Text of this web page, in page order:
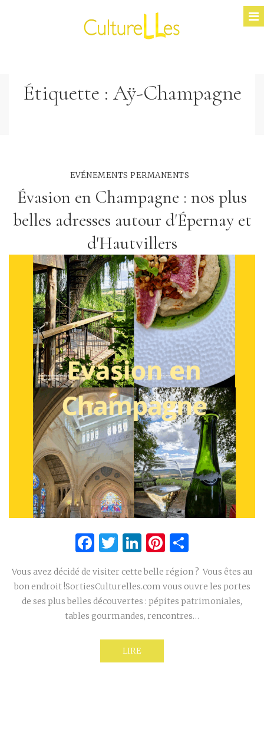
Étiquette : Aÿ-Champagne
EVÉNEMENTS PERMANENTS
Évasion en Champagne : nos plus
belles adresses autour d'Épernay et
d'Hautvillers
Facebook
Twitter
LinkedIn
Pinterest
Vous avez décidé de visiter cette belle région ? Vous êtes au
bon endroit !SortiesCulturelles.com vous ouvre les portes
de ses plus belles découvertes : pépites patrimoniales,
tables gourmandes, rencontres…
LIRE